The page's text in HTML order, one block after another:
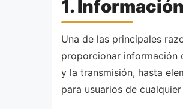
1.
Una de las principales
proporcionar información
y la transmisión, hasta
para usuarios de